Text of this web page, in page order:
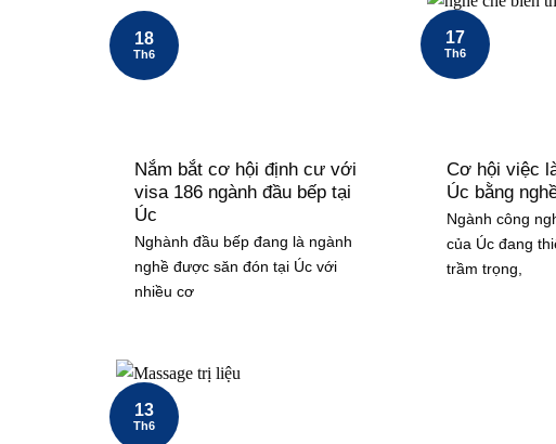
Nắm bắt cơ hội định cư với
visa 186 ngành đầu bếp tại
Úc
Nghành đầu bếp đang là ngành
nghề được săn đón tại Úc với
nhiều cơ
18
Th6
Cơ hội việc
Úc bằng
Ngành công
của Úc đang
trầm trọng,
17
Th6
13
Th6